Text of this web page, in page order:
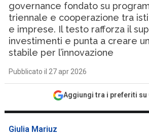
governance fondato su
triennale e cooperazione tra
e imprese. Il testo rafforza il
investimenti e punta a creare
stabile per l’innovazione
Pubblicato il 27 apr 2026
Aggiungi tra i preferiti su
Giulia Mariuz